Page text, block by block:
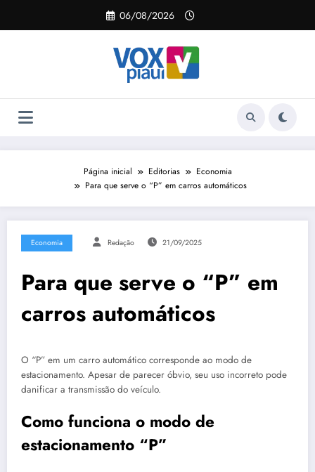
o
06/08/2026
Página inicial Editorias
Economia
Para que serve o “P” em carros automáticos
Economia Redação 21/09/2025
Para que serve o “P” em
carros automáticos
O “P” em um carro automático corresponde ao modo de
estacionamento. Apesar de parecer óbvio, seu uso incorreto pode
danificar a transmissão do veículo.
Como funciona o modo de
estacionamento “P”